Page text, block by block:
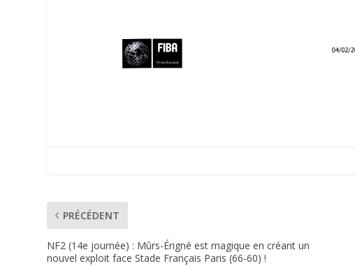
PRÉCÉDENT
NF2 (14e journée) : Mûrs-Érigné est magique en créant un
nouvel exploit face Stade Français Paris (66-60) !